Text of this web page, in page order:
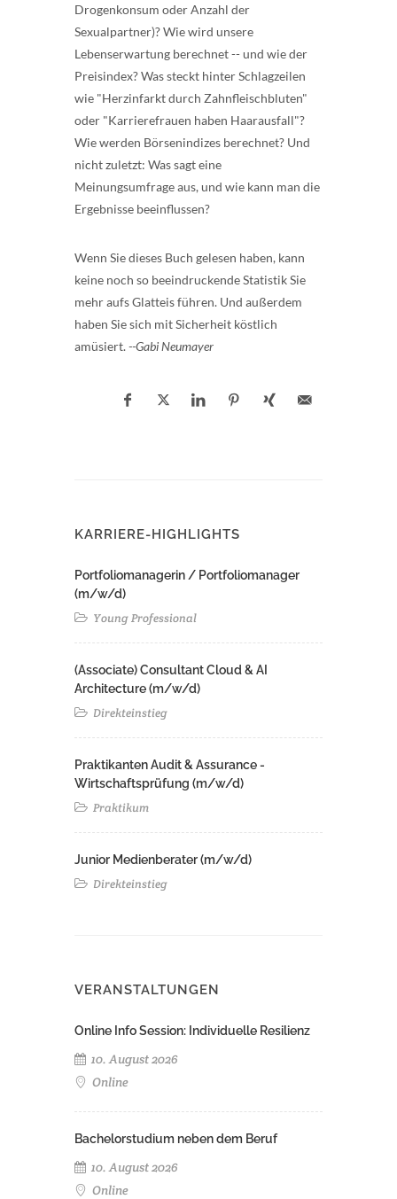
Drogenkonsum oder Anzahl der
Sexualpartner)? Wie wird unsere
Lebenserwartung berechnet -- und wie der
Preisindex? Was steckt hinter Schlagzeilen
wie "Herzinfarkt durch Zahnfleischbluten"
oder "Karrierefrauen haben Haarausfall"?
Wie werden Börsenindizes berechnet? Und
nicht zuletzt: Was sagt eine
Meinungsumfrage aus, und wie kann man die
Ergebnisse beeinflussen?
Wenn Sie dieses Buch gelesen haben, kann
keine noch so beeindruckende Statistik Sie
mehr aufs Glatteis führen. Und außerdem
haben Sie sich mit Sicherheit köstlich
amüsiert.--Gabi Neumayer
KARRIERE-HIGHLIGHTS
Portfoliomanagerin / Portfoliomanager
(m/w/d)
Young Professional
(Associate) Consultant Cloud & AI
Architecture (m/w/d)​ ​
Direkteinstieg
Praktikanten Audit & Assurance -
Wirtschaftsprüfung (m/w/d)
Praktikum
Junior Medienberater (m/w/d)
Direkteinstieg
VERANSTALTUNGEN
Online Info Session: Individuelle Resilienz
10. August 2026
Online
Bachelorstudium neben dem Beruf
10. August 2026
Online